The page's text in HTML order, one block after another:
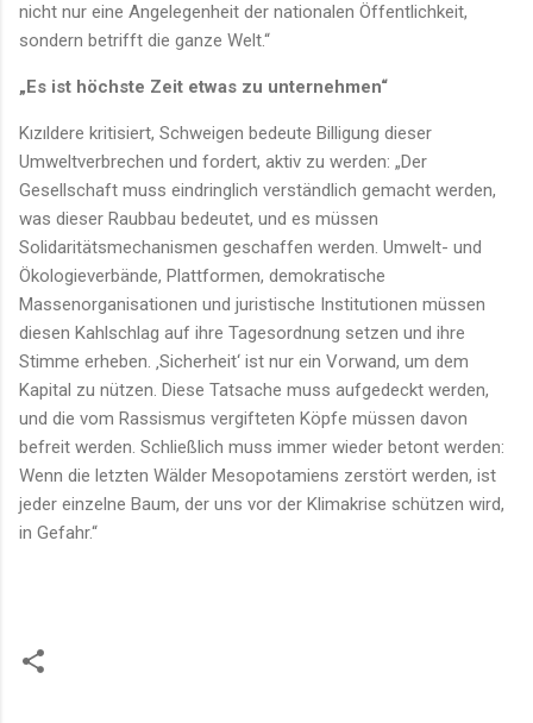
nicht nur eine Angelegenheit der nationalen Öffentlichkeit,
sondern betrifft die ganze Welt.“
„Es ist höchste Zeit etwas zu unternehmen“
Kızıldere kritisiert, Schweigen bedeute Billigung dieser
Umweltverbrechen und fordert, aktiv zu werden: „Der
Gesellschaft muss eindringlich verständlich gemacht werden,
was dieser Raubbau bedeutet, und es müssen
Solidaritätsmechanismen geschaffen werden. Umwelt- und
Ökologieverbände, Plattformen, demokratische
Massenorganisationen und juristische Institutionen müssen
diesen Kahlschlag auf ihre Tagesordnung setzen und ihre
Stimme erheben. ‚Sicherheit‘ ist nur ein Vorwand, um dem
Kapital zu nützen. Diese Tatsache muss aufgedeckt werden,
und die vom Rassismus vergifteten Köpfe müssen davon
befreit werden. Schließlich muss immer wieder betont werden:
Wenn die letzten Wälder Mesopotamiens zerstört werden, ist
jeder einzelne Baum, der uns vor der Klimakrise schützen wird,
in Gefahr.“